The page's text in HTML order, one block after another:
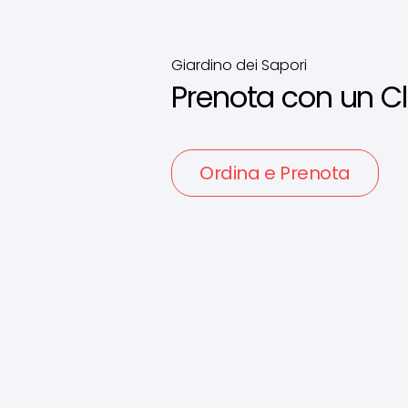
Giardino dei Sapori
Prenota con un
Ordina e Prenota